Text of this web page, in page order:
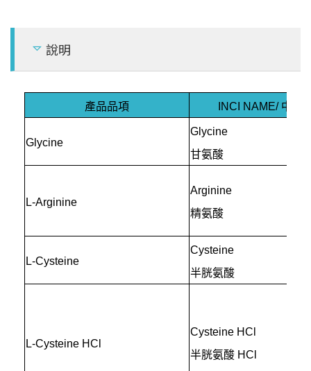
說明
產品品項 INCI NAME/ 中文
Glycine
Glycine
甘氨酸
L-Arginine
Arginine
精氨酸
L-Cysteine
Cysteine
半胱氨酸
L-Cysteine HCl
Cysteine HCl
半胱氨酸 HCl